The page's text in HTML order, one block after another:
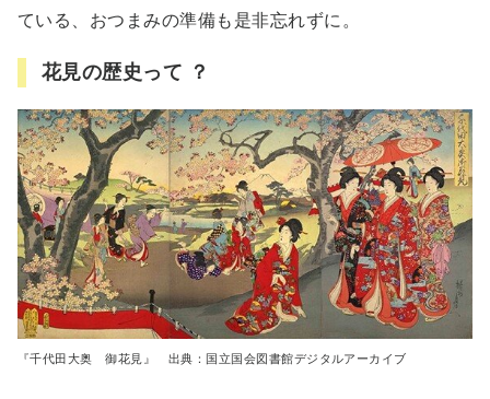
ている、おつまみの準備も是非忘れずに。
花見の歴史って ？
『千代田大奥 御花見』 出典：国立国会図書館デジタルアーカイブ